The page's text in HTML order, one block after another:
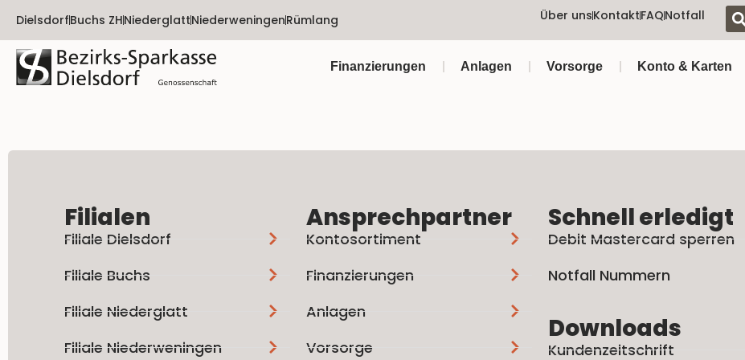
DielsdorfBuchs ZHNiederglattNiederweningenRümlang Über unsKontaktFAQNotfall
Finanzierungen Anlagen Vorsorge Konto & Karten
Filialen
Filiale Dielsdorf
Filiale Buchs
Filiale Niederglatt
Filiale Niederweningen
Ansprechpartner
Kontosortiment
Finanzierungen
Anlagen
Vorsorge
Schnell erledigt
Debit Mastercard sperren
Notfall Nummern
Downloads
Kundenzeitschrift